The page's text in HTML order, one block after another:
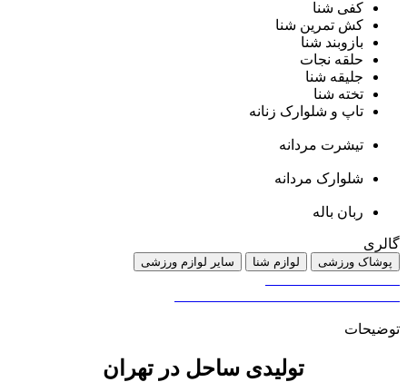
کفی شنا
کش تمرین شنا
بازوبند شنا
حلقه نجات
جلیقه شنا
تخته شنا
تاپ و شلوارک زنانه
تیشرت مردانه
شلوارک مردانه
ربان باله
گالری
پوشاک ورزشی لوازم شنا سایر لوازم ورزشی
توضیحات
تولیدی ساحل در تهران